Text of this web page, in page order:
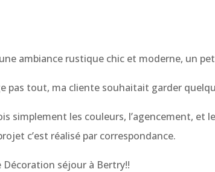
ambiance rustique chic et moderne, un
pas tout, ma cliente souhaitait garder
simplement les couleurs, l’agencement, et
c’est réalisé par correspondance.
Décoration séjour à Bertry!!